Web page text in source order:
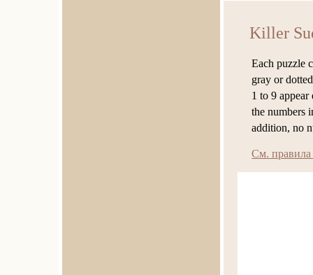
Killer
Each puzzle
gray or
1 to 9
the numbers
addition, no
См. правила